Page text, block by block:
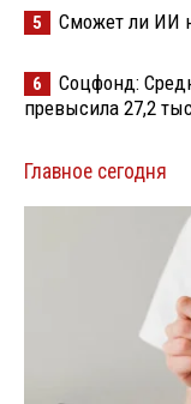
5 Сможет ли ИИ
6
Соцфонд:
превысила 27,2
Главное сегодня